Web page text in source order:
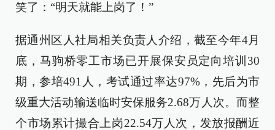
笑了：“明天就能上岗了！”
据通州区人社局相关负责人介绍，截至今年4月
底，马驹桥零工市场已开展保安员定向培训30
期，参培491人，考试通过率达97%，先后为市
级重大活动输送临时安保服务2.68万人次。而整
个市场累计撮合上岗22.54万人次，发放报酬近